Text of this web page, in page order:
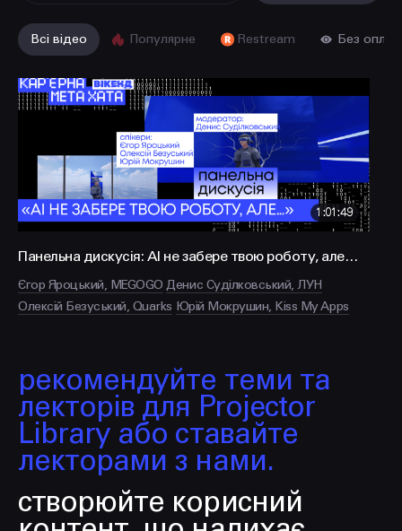
hello@prjctr.com
FACEBOOK LINKEDIN
Всі відео Популярне Restream Без
1:01:49
Панельна дискусія: AI не забере твою роботу, але…
Єгор Яроцький, MEGOGO Денис Суділковський, ЛУН
Олексій Безуський, Quarks Юрій Мокрушин, Kiss My Apps
рекомендуйте теми та
лекторів для Projector
Library або ставайте
лекторами з нами.
створюйте корисний